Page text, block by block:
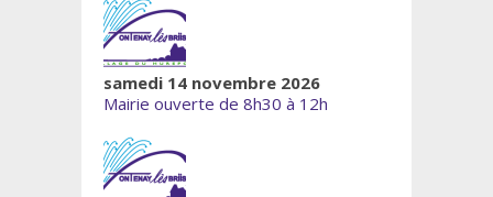
samedi 14 novembre 2026
Mairie ouverte de 8h30 à 12h